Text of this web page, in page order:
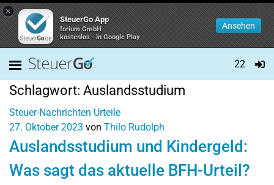
×
SteuerGo App
forium GmbH
kostenlos - In Google Play
Ansehen
22
Schlagwort: Auslandsstudium
Steuer-Nachrichten Urteile
27. Oktober 2023 von Thilo Rudolph
Auslandsstudium und Kindergeld:
Was sagt das aktuelle BFH-Urteil?